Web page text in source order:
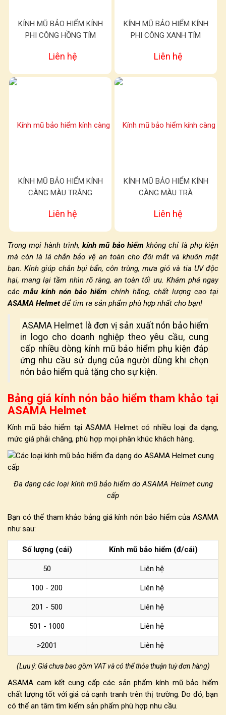
KÍNH MŨ BẢO HIỂM KÍNH
PHI CÔNG HỒNG TÍM
Liên hệ
KÍNH MŨ BẢO HIỂM KÍNH
PHI CÔNG XANH TÍM
Liên hệ
KÍNH MŨ BẢO HIỂM KÍNH
CÀNG MÀU TRẮNG
Liên hệ
KÍNH MŨ BẢO HIỂM KÍNH
CÀNG MÀU TRÀ
Liên hệ
Trong mọi hành trình, kính mũ bảo hiểm không chỉ là phụ kiện
mà còn là lá chắn bảo vệ an toàn cho đôi mắt và khuôn mặt
bạn. Kính giúp chắn bụi bẩn, côn trùng, mưa gió và tia UV độc
hại, mang lại tầm nhìn rõ ràng, an toàn tối ưu. Khám phá ngay
các mẫu kính nón bảo hiểm chính hãng, chất lượng cao tại
ASAMA Helmetđể tìm ra sản phẩm phù hợp nhất cho bạn!
ASAMA Helmet là đơn vị sản xuất nón bảo hiểm
in logo cho doanh nghiệp theo yêu cầu, cung
cấp nhiều dòng kính mũ bảo hiểm phụ kiện đáp
ứng nhu cầu sử dụng của người dùng khi chọn
nón bảo hiểm quà tặng cho sự kiện.
Bảng giá kính nón bảo hiểm tham khảo tại
ASAMA Helmet
Kính mũ bảo hiểm tạiASAMA Helmetcó nhiều loại đa dạng,
mức giá phải chăng, phù hợp mọi phân khúc khách hàng.
Đa dạng các loại kính mũ bảo hiểm do ASAMA Helmet cung
cấp
Bạn có thể tham khảo bảng giá kính nón bảo hiểm của ASAMA
như sau:
Số lượng (cái) Kính mũ bảo hiểm (đ/cái)
50 Liên hệ
100 - 200 Liên hệ
201 - 500 Liên hệ
501 - 1000 Liên hệ
>2001 Liên hệ
(Lưu ý: Giá chưa bao gồm VAT và có thể thỏa thuận tuỳ đơn hàng)
ASAMA cam kết cung cấp các sản phẩmkính mũ bảo hiểm
chất lượng tốt với giá cả cạnh tranh trên thị trường. Do đó, bạn
có thể an tâm tìm kiếm sản phẩm phù hợp nhu cầu.